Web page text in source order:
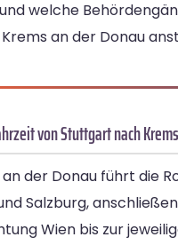
welche
an der Donau
von Stuttgart nach
an der Donau führt die
Salzburg,
Wien bis zur